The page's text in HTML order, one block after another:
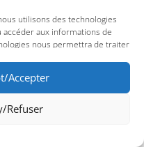
utilisons des technologies
aux informations de
nous permettra de traiter
ou de retirer son
certaines fonctionnalités et
Accepter
Refuser